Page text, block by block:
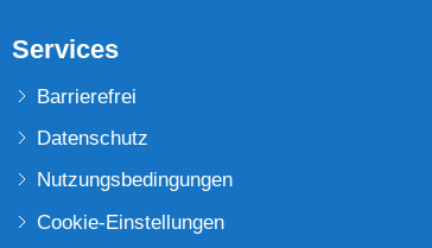
Services
Barrierefrei
Datenschutz
Nutzungsbedingungen
Cookie-Einstellungen